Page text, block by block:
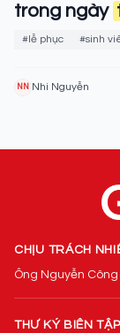
trong ngày
#lễ phục #sinh
NN Nhi Nguyễn
CHỊU TRÁCH
Ông Nguyễn
THƯ KÝ BIÊN TẬP